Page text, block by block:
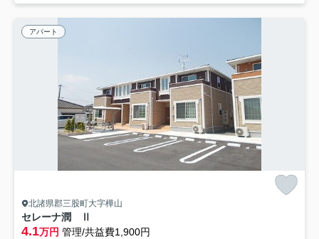
アパート
北諸県郡三股町大字樺山
セレーナ潤 Ⅱ
4.1万円 管理/共益費1,900円